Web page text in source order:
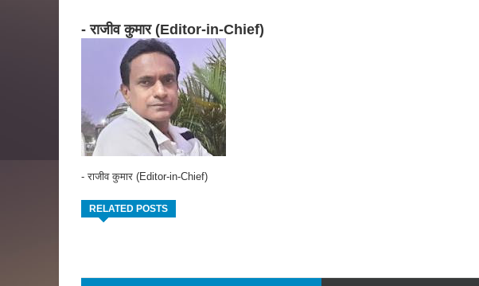
- राजीव कुमार (Editor-in-Chief)
- राजीव कुमार (Editor-in-Chief)
RELATED POSTS